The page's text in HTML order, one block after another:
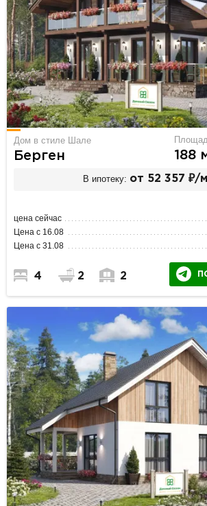
Дом в стиле Шале
Берген 188
В ипотеку: от 52 357 ₽/
цена сейчас
Цена с 16.08
Цена с 31.08
4 2 2